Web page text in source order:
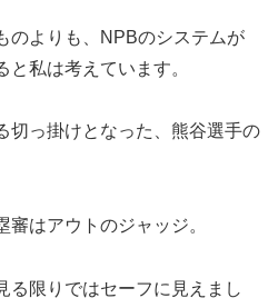
のよりも、NPBのシステムが
私は考えています。
切っ掛けとなった、​熊谷選手の
はアウトのジャッジ。
る限りではセーフに見えまし